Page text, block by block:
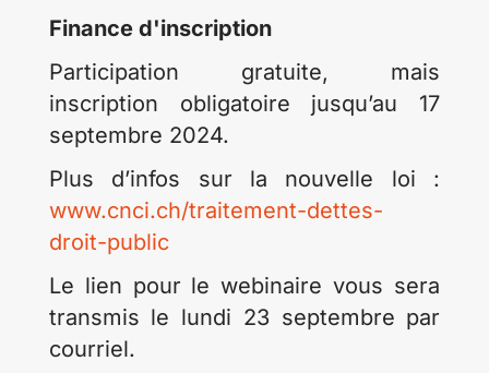
Finance d'inscription
Participation gratuite, mais
inscription obligatoire jusqu’au 17
septembre 2024.
Plus d’infos sur la nouvelle loi :
www.cnci.ch/traitement-dettes-
droit-public
Le lien pour le webinaire vous sera
transmis le lundi 23 septembre par
courriel.